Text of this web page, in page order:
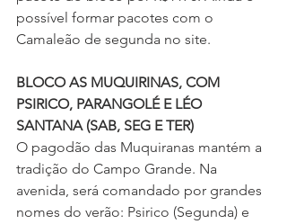
possível formar pacotes com o
Camaleão de segunda no site.
BLOCO AS MUQUIRINAS, COM
PSIRICO, PARANGOLÉ E LÉO
SANTANA (SAB, SEG E TER)
O pagodão das Muquiranas mantém a
tradição do Campo Grande. Na
avenida, será comandado por grandes
nomes do verão: Psirico (Segunda) e